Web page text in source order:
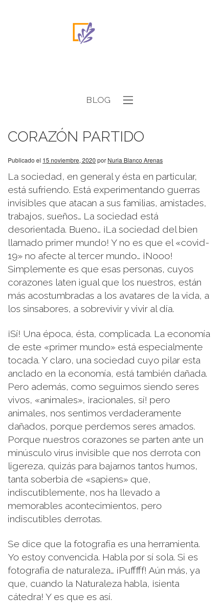
BLOG
CORAZÓN PARTIDO
Publicado el 15 noviembre, 2020 por Nuria Blanco Arenas
La sociedad, en general y ésta en particular,
está sufriendo. Está experimentando guerras
invisibles que atacan a sus familias, amistades,
trabajos, sueños… La sociedad está
desorientada. Bueno… ¡La sociedad del bien
llamado primer mundo! Y no es que el «covid-
19» no afecte al tercer mundo… ¡Nooo!
Simplemente es que esas personas, cuyos
corazones laten igual que los nuestros, están
más acostumbradas a los avatares de la vida, a
los sinsabores, a sobrevivir y vivir al día.
¡Sí! Una época, ésta, complicada. La economía
de este «primer mundo» está especialmente
tocada. Y claro, una sociedad cuyo pilar esta
anclado en la economía, está también dañada.
Pero además, como seguimos siendo seres
vivos, «animales», ¡racionales, sí! pero
animales, nos sentimos verdaderamente
dañados, porque perdemos seres amados.
Porque nuestros corazones se parten ante un
minúsculo virus invisible que nos derrota con
ligereza, quizás para bajarnos tantos humos,
tanta soberbia de «sapiens» que,
indiscutiblemente, nos ha llevado a
memorables acontecimientos, pero
indiscutibles derrotas.
Se dice que la fotografía es una herramienta.
Yo estoy convencida. Habla por sí sola. Si es
fotografía de naturaleza… ¡Pufffff! Aún más, ya
que, cuando la Naturaleza habla, ¡sienta
cátedra! Y es que es así.